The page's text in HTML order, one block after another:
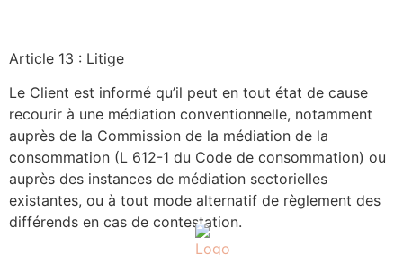
Article 13 : Litige
Le Client est informé qu’il peut en tout état de cause
recourir à une médiation conventionnelle, notamment
auprès de la Commission de la médiation de la
consommation (L 612-1 du Code de consommation) ou
auprès des instances de médiation sectorielles
existantes, ou à tout mode alternatif de règlement des
différends en cas de contestation.